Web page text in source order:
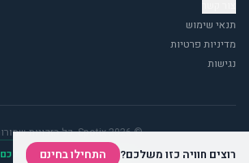
רוצים חוויה כזו משלכם? התחילו בחינם
תנאי שימוש
מדיניות פרטיות
נגישות
© 2026 Spotix. כל הזכויות שמורות.
צרו את הפעילות הראשונה שלכם